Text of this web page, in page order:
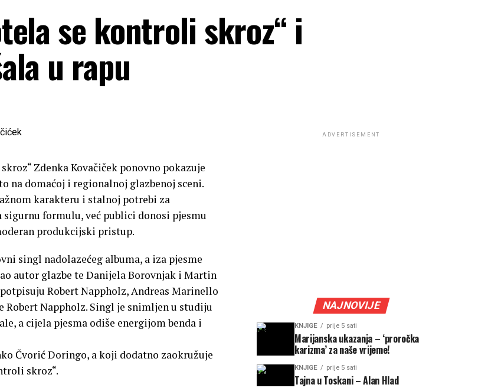
se kontroli skroz“ i
u rapu
Zdenka Kovačiček ponovno pokazuje
na domaćoj i regionalnoj glazbenoj sceni.
karakteru i stalnoj potrebi za
formulu, već publici donosi pjesmu
produkcijski pristup.
singl nadolazećeg albuma, a iza pjesme
autor glazbe te Danijela Borovnjak i Martin
Robert Nappholz, Andreas Marinello
Nappholz. Singl je snimljen u studiju
a cijela pjesma odiše energijom benda i
Čvorić Doringo, a koji dodatno zaokružuje
skroz“.
ADVERTISEMENT
NAJNOVIJE
KNJIGE prije 5 sati
Marijanska ukazanja – ‘proročka
karizma’ za naše vrijeme!
KNJIGE prije 5 sati
Tajna u Toskani – Alan Hlad